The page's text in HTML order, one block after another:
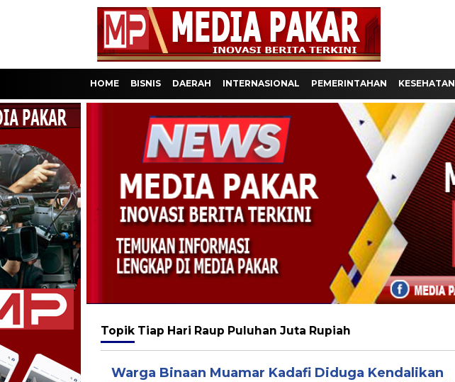
HOME BISNIS DAERAH INTERNASIONAL PEMERINTAHAN KESEHATAN
Topik Tiap Hari Raup Puluhan Juta Rupiah
Warga Binaan Muamar Kadafi Diduga Kendalikan